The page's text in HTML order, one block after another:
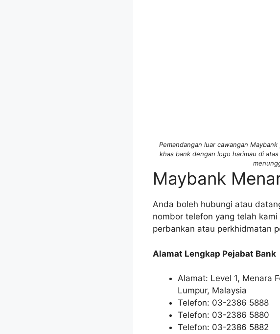
Pemandangan luar cawangan
khas bank dengan logo harimau di
Maybank
Anda boleh hubungi atau
nombor telefon yang telah
perbankan atau perkhidmatan
Alamat Lengkap Pejabat Bank
Alamat: Level 1, Menara
Lumpur, Malaysia
Telefon: 03-2386 5888
Telefon: 03-2386 5880
Telefon: 03-2386 5882